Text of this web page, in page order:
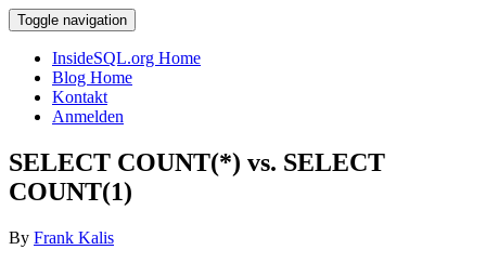
Toggle navigation
InsideSQL.org Home
Blog Home
Kontakt
Anmelden
SELECT COUNT(*) vs. SELECT
COUNT(1)
By Frank Kalis